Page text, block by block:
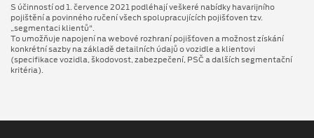
S účinností od 1. července 2021 podléhají veškeré nabídky havarijního
pojištění a povinného ručení všech spolupracujících pojišťoven tzv.
„segmentaci klientů“.
To umožňuje napojení na webové rozhraní pojišťoven a možnost získání
konkrétní sazby na základě detailních údajů o vozidle a klientovi
(specifikace vozidla, škodovost, zabezpečení, PSČ a dalších segmentační
kritéria).